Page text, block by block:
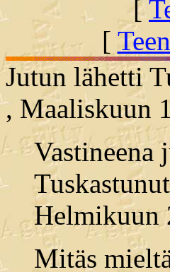
[
[
Jutun lähetti
, Maaliskuun
Vastineena
Helmikuun
Mitäs